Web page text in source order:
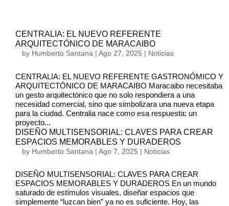
CENTRALIA: EL NUEVO REFERENTE
ARQUITECTÓNICO DE MARACAIBO
by Humberto Santana | Ago 27, 2025 | Noticias
CENTRALIA: EL NUEVO REFERENTE GASTRONÓMICO Y
ARQUITECTÓNICO DE MARACAIBO Maracaibo necesitaba
un gesto arquitectónico que no solo respondiera a una
necesidad comercial, sino que simbolizara una nueva etapa
para la ciudad. Centralia nace como esa respuesta: un
proyecto...
DISEÑO MULTISENSORIAL: CLAVES PARA CREAR
ESPACIOS MEMORABLES Y DURADEROS
by Humberto Santana | Ago 7, 2025 | Noticias
DISEÑO MULTISENSORIAL: CLAVES PARA CREAR
ESPACIOS MEMORABLES Y DURADEROS En un mundo
saturado de estímulos visuales, diseñar espacios que
simplemente “luzcan bien” ya no es suficiente. Hoy, las